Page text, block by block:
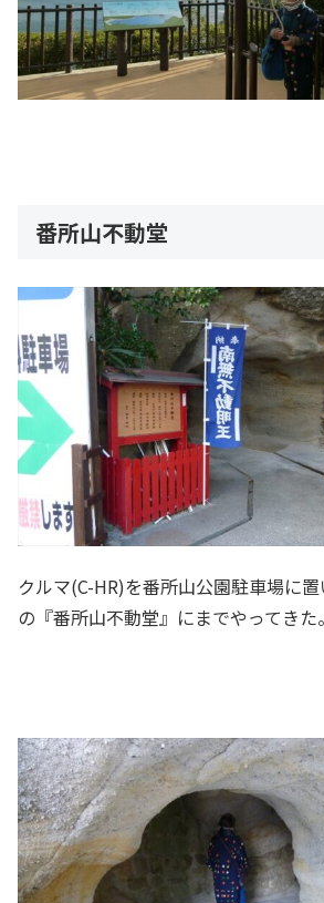
番所山不動堂
クルマ(C-HR)を番所山公園駐車場に
の『番所山不動堂』にまでやってきた。